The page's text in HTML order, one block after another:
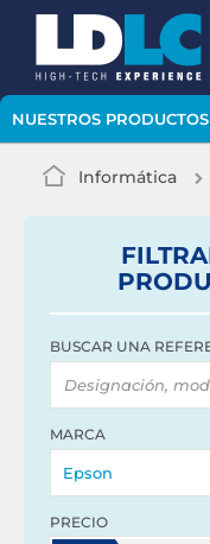
NUESTROS PRODUCTOS
Informática
BUSCAR UNA
MARCA
Epson
PRECIO